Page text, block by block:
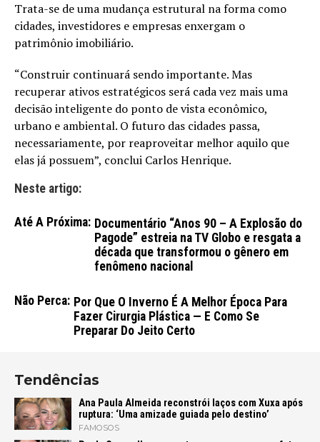
Trata-se de uma mudança estrutural na forma como
cidades, investidores e empresas enxergam o
patrimônio imobiliário.
“Construir continuará sendo importante. Mas
recuperar ativos estratégicos será cada vez mais uma
decisão inteligente do ponto de vista econômico,
urbano e ambiental. O futuro das cidades passa,
necessariamente, por reaproveitar melhor aquilo que
elas já possuem”, conclui Carlos Henrique.
Neste artigo:
Até A Próxima: Documentário “Anos 90 – A Explosão do
Pagode” estreia na TV Globo e resgata a
década que transformou o gênero em
fenômeno nacional
Não Perca: Por Que O Inverno É A Melhor Época Para
Fazer Cirurgia Plástica — E Como Se
Preparar Do Jeito Certo
Tendências
Ana Paula Almeida reconstrói laços com Xuxa após
ruptura: ‘Uma amizade guiada pelo destino’
FAMOSOS